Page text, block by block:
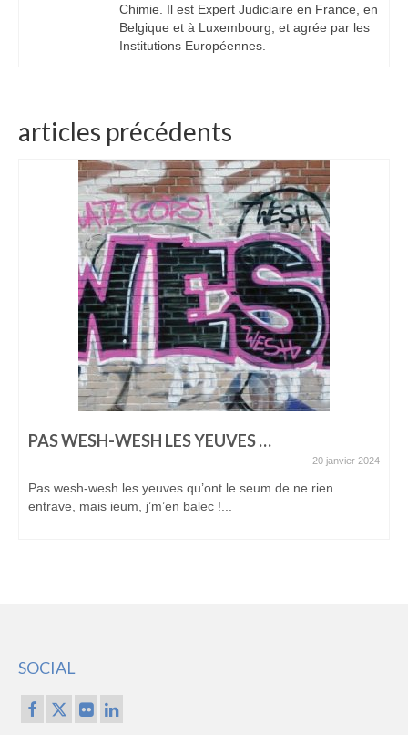
Chimie. Il est Expert Judiciaire en France, en
Belgique et à Luxembourg, et agrée par les
Institutions Européennes.
articles précédents
PAS WESH-WESH LES YEUVES …
20 janvier 2024
Pas wesh-wesh les yeuves qu’ont le seum de ne rien
entrave, mais ieum, j’m’en balec !...
SOCIAL